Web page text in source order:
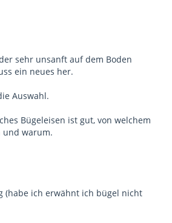
sehr unsanft auf dem Boden
ein neues her.
Auswahl.
Bügeleisen ist gut, von welchem
warum.
(habe ich erwähnt ich bügel nicht